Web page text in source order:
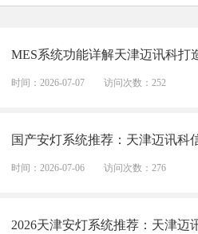
MES系统功能详解天津迈讯科打
时间：2026-07-07 访问次数：252
国产安灯系统推荐：天津迈讯科
时间：2026-07-06 访问次数：276
2026天津安灯系统推荐：天津迈